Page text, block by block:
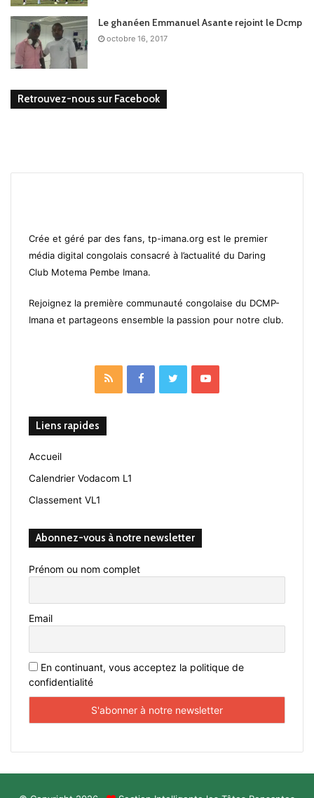
Le ghanéen Emmanuel Asante rejoint le Dcmp
octobre 16, 2017
Retrouvez-nous sur Facebook
Crée et géré par des fans, tp-imana.org est le premier
média digital congolais consacré à l’actualité du Daring
Club Motema Pembe Imana.
Rejoignez la première communauté congolaise du DCMP-
Imana et partageons ensemble la passion pour notre club.
RSS FacebookTwitterYouTube
Liens rapides
Accueil
Calendrier Vodacom L1
Classement VL1
Abonnez-vous à notre newsletter
Prénom ou nom complet
Email
En continuant, vous acceptez la politique de
confidentialité